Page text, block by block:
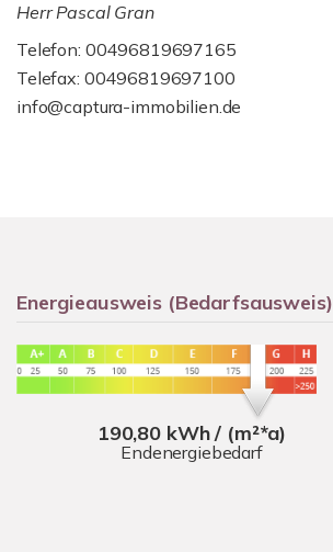
Herr Pascal Gran
Telefon: 00496819697165
Telefax: 00496819697100
info@captura-immobilien.de
Energieausweis (Bedarfsausweis)
190,80 kWh / (m²*a)
Endenergiebedarf